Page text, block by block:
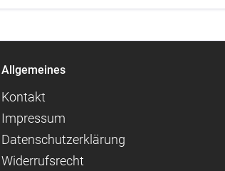
Allgemeines
Kontakt
Impressum
Datenschutzerklärung
Widerrufsrecht